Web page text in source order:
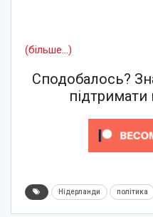
(більше…)
Сподобалось?
підтримати
Нідерланди політика